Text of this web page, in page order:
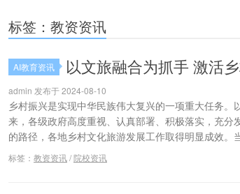
标签：教资资讯
AI教育资讯 以文旅融合为抓手 激活
admin 发布于 2024-08-10
乡村振兴是实现中华民族伟大复兴的一项重大任务
来，各级政府高度重视、认真部署、积极落实，充
的路径，各地乡村文化旅游发展工作取得明显成效。
标签： 教资资讯/院校资讯